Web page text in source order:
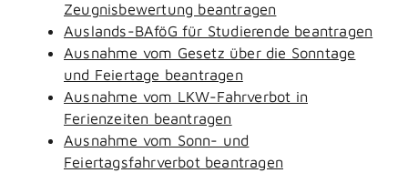
Zeugnisbewertung beantragen
Auslands-BAföG für Studierende beantragen
Ausnahme vom Gesetz über die Sonntage
und Feiertage beantragen
Ausnahme vom LKW-Fahrverbot in
Ferienzeiten beantragen
Ausnahme vom Sonn- und
Feiertagsfahrverbot beantragen